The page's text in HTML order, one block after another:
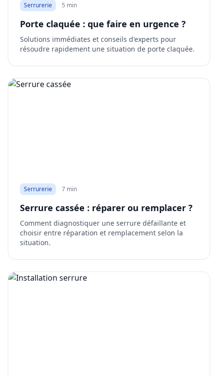
Serrurerie 5 min
Porte claquée : que faire en urgence ?
Solutions immédiates et conseils d'experts pour
résoudre rapidement une situation de porte claquée.
Serrurerie 7 min
Serrure cassée : réparer ou remplacer ?
Comment diagnostiquer une serrure défaillante et
choisir entre réparation et remplacement selon la
situation.